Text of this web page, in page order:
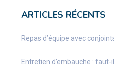
ARTICLES RÉCENTS
Repas d’équipe avec
Entretien d’embauche : faut-